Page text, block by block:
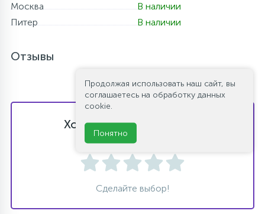
Москва
В наличии
Питер
В наличии
Отзывы
Хотите оставить отзыв?
Поставьте свою оценку!
Сделайте выбор!
Продолжая использовать наш сайт, вы
соглашаетесь на обработку данных
cookie.
Понятно